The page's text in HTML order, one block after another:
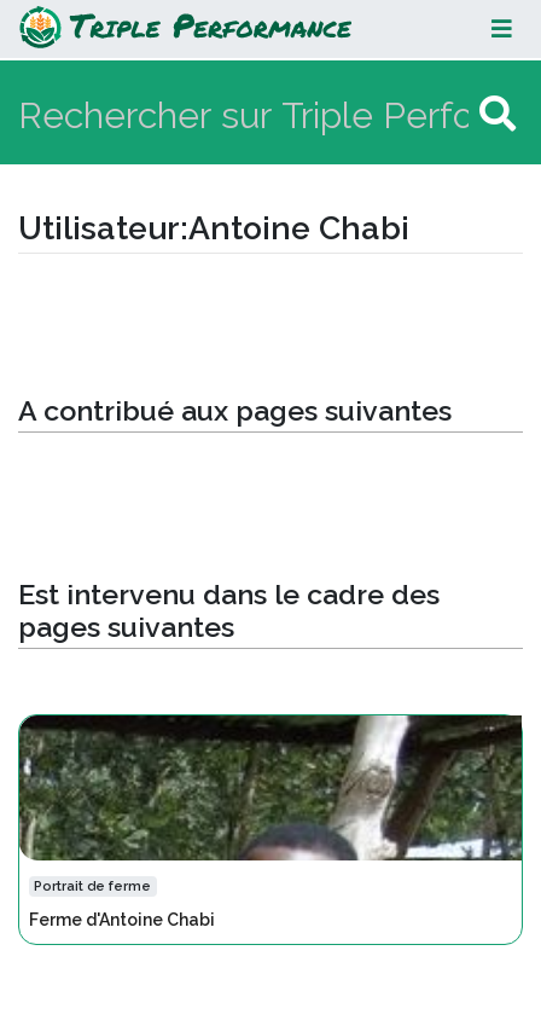
Antoine Chabi
Utilisateur:Antoine Chabi
A contribué aux pages suivantes
Est intervenu dans le cadre des
pages suivantes
Portrait de ferme
Ferme d'Antoine Chabi